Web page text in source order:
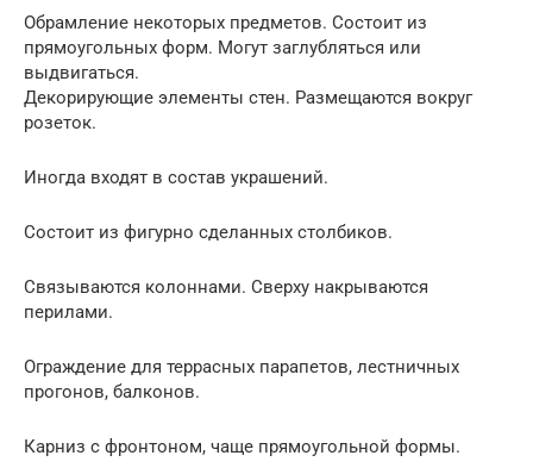
Обрамление некоторых предметов. Состоит из
прямоугольных форм. Могут заглубляться или
выдвигаться.
Декорирующие элементы стен. Размещаются вокруг
розеток.
Иногда входят в состав украшений.
Состоит из фигурно сделанных столбиков.
Связываются колоннами. Сверху накрываются
перилами.
Ограждение для террасных парапетов, лестничных
прогонов, балконов.
Карниз с фронтоном, чаще прямоугольной формы.